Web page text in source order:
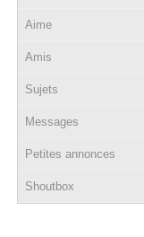
Aime
Amis
Sujets
Messages
Petites annonces
Shoutbox